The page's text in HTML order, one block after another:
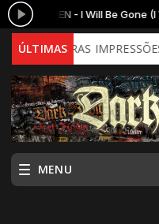
TURUNEN - I Will Be Gone (I
ÚLTIMAS
PRIMEIRAS
MENU